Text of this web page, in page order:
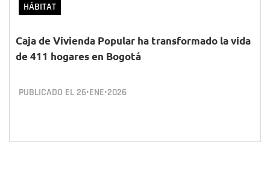
HÁBITAT
Caja de Vivienda Popular ha transformado la vida
de 411 hogares en Bogotá
PUBLICADO EL 26•ENE•2026